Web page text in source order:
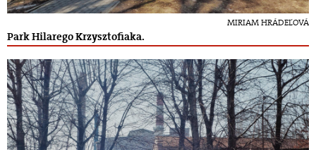
MIRIAM HRÁDEĽOVÁ
Park Hilarego Krzysztofiaka.